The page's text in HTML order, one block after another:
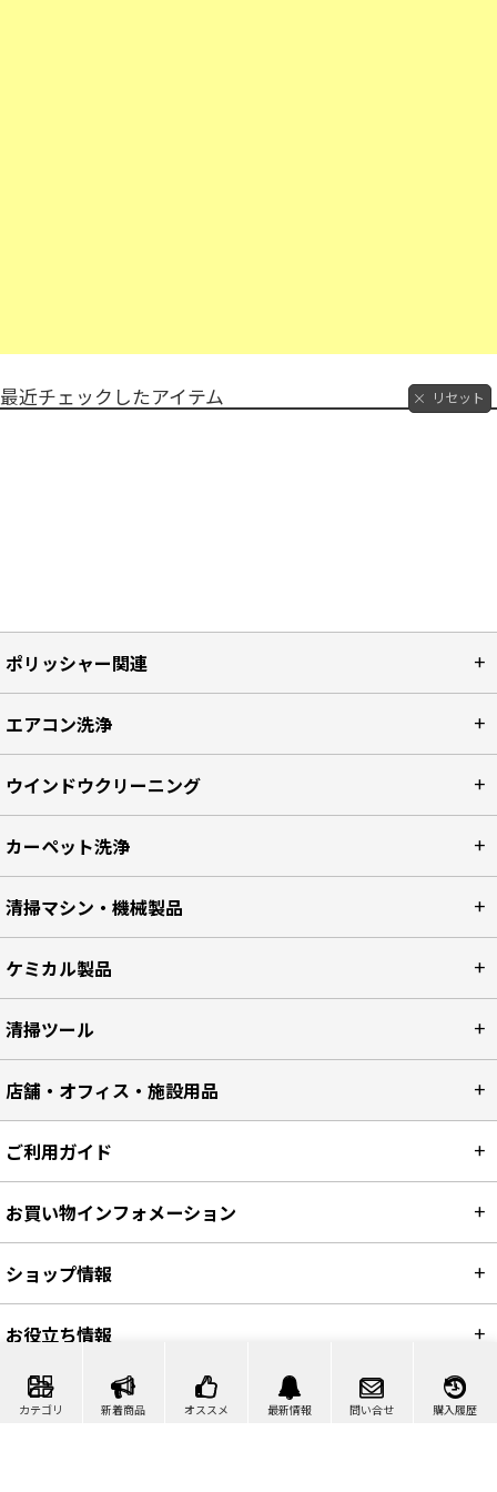
カテゴリ 新着商品 オススメ 最新情報 問い合せ 購入履歴
最近チェックしたアイテム リセット
ポリッシャー関連
エアコン洗浄
ウインドウクリーニング
カーペット洗浄
清掃マシン・機械製品
ケミカル製品
清掃ツール
店舗・オフィス・施設用品
ご利用ガイド
お買い物インフォメーション
ショップ情報
お役立ち情報